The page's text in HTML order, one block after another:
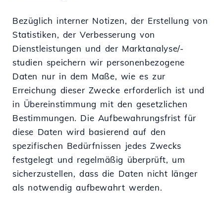
Bezüglich interner Notizen, der Erstellung von
Statistiken, der Verbesserung von
Dienstleistungen und der Marktanalyse/-
studien speichern wir personenbezogene
Daten nur in dem Maße, wie es zur
Erreichung dieser Zwecke erforderlich ist und
in Übereinstimmung mit den gesetzlichen
Bestimmungen. Die Aufbewahrungsfrist für
diese Daten wird basierend auf den
spezifischen Bedürfnissen jedes Zwecks
festgelegt und regelmäßig überprüft, um
sicherzustellen, dass die Daten nicht länger
als notwendig aufbewahrt werden.